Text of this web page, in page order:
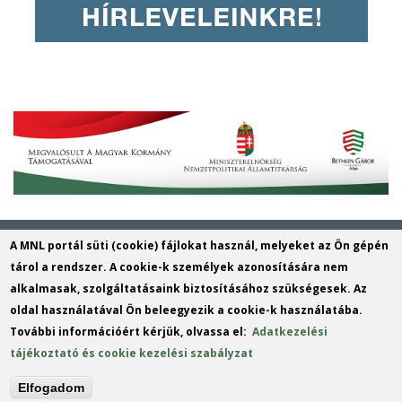
Magyar Nemzeti Levéltár Veszprém
Vármegyei Levéltára
Cím: 8200 Veszprém, Török Ignác utca
1.
Telefon: +36 88 401 422
A MNL portál süti (cookie) fájlokat használ, melyeket az Ön gépén
tárol a rendszer. A cookie-k személyek azonosítására nem
alkalmasak, szolgáltatásaink biztosításához szükségesek. Az
oldal használatával Ön beleegyezik a cookie-k használatába.
További információért kérjük, olvassa el:Adatkezelési
tájékoztató és cookie kezelési szabályzat
Elfogadom